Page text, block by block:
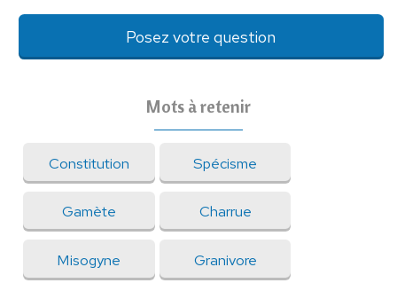
Posez votre question
Mots à retenir
Constitution Spécisme
Gamète Charrue
Misogyne Granivore